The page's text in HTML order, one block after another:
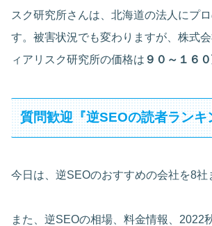
スク研究所さんは、北海道の法人にプ
す。被害状況でも変わりますが、株式
ィアリスク研究所の価格は ９０～１６
質問歓迎『逆SEOの読者ランキ
今日は、逆SEOのおすすめの会社を8社
また、逆SEOの相場、料金情報、2022